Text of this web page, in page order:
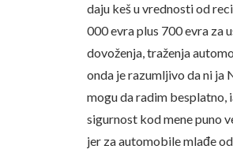
daju keš u vrednosti od
000 evra plus 700 evra za
dovoženja, traženja
onda je razumljivo da ni ja
mogu da radim besplatno,
sigurnost kod mene puno
jer za automobile mlađe